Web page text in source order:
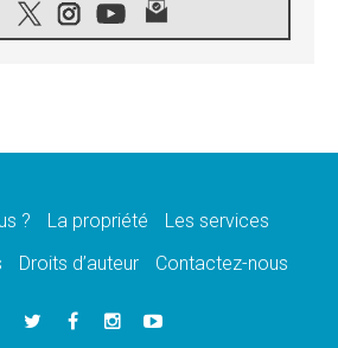
2026, donner la parole aux religieuses
et mémoire nationale
commence par l'empathie» estime
Parolin
? La propriété
Les services
Droits d’auteur Contactez-nous